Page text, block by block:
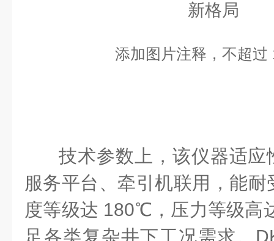
添加图片注释，不超过
技术参数上，该仪器适
服务平台、牵引机联用，能
度等级达 180℃，压力等级高
足各类复杂井下工况需求。